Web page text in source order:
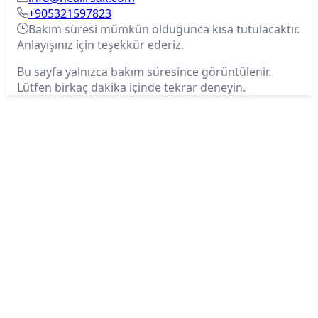
+905321597823
Bakım süresi mümkün olduğunca kısa tutulacaktır.
Anlayışınız için teşekkür ederiz.
Bu sayfa yalnızca bakım süresince görüntülenir.
Lütfen birkaç dakika içinde tekrar deneyin.